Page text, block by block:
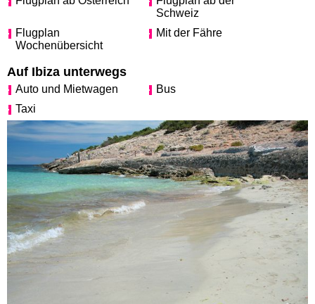
Schweiz
Flugplan
Wochenübersicht
Mit der Fähre
Auf Ibiza unterwegs
Auto und Mietwagen
Bus
Taxi